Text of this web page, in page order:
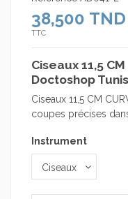
38,500 TND
TTC
Ciseaux 11,5 CM
Doctoshop
Ciseaux 11,5 CM
coupes précises
Instrument